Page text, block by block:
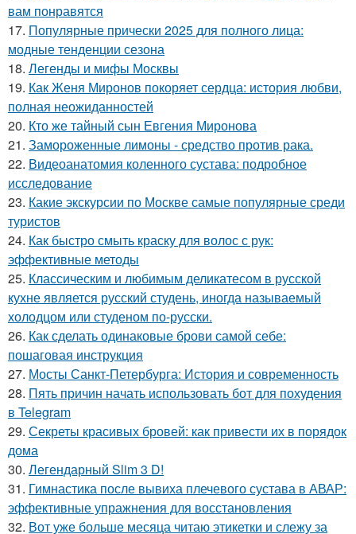
вам понравятся
17. Популярные прически 2025 для полного лица:
модные тенденции сезона
18. Легенды и мифы Москвы
19. Как Женя Миронов покоряет сердца: история любви,
полная неожиданностей
20. Кто же тайный сын Евгения Миронова
21. Замороженные лимоны - средство против рака.
22. Видеоанатомия коленного сустава: подробное
исследование
23. Какие экскурсии по Москве самые популярные среди
туристов
24. Как быстро смыть краску для волос с рук:
эффективные методы
25. Классическим и любимым деликатесом в русской
кухне является русский студень, иногда называемый
холодцом или студеном по-русски.
26. Как сделать одинаковые брови самой себе:
пошаговая инструкция
27. Мосты Санкт-Петербурга: История и современность
28. Пять причин начать использовать бот для похудения
в Telegram
29. Секреты красивых бровей: как привести их в порядок
дома
30. Легендарный Slim 3 D!
31. Гимнастика после вывиха плечевого сустава в АВАР:
эффективные упражнения для восстановления
32. Вот уже больше месяца читаю этикетки и слежу за